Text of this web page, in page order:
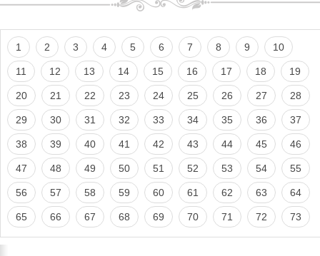
1 2 3 4 5 6 7 8 9 10
11 12 13 14 15 16 17 18 19
20 21 22 23 24 25 26 27 28
29 30 31 32 33 34 35 36 37
38 39 40 41 42 43 44 45 46
47 48 49 50 51 52 53 54 55
56 57 58 59 60 61 62 63 64
65 66 67 68 69 70 71 72 73